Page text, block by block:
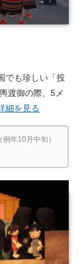
でも珍しい「投
渡御の際、5メ
細を見る
年10月中旬）